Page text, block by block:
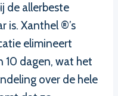
de allerbeste
is. Xanthel ®’s
elimineert
10 dagen, wat het
over de hele